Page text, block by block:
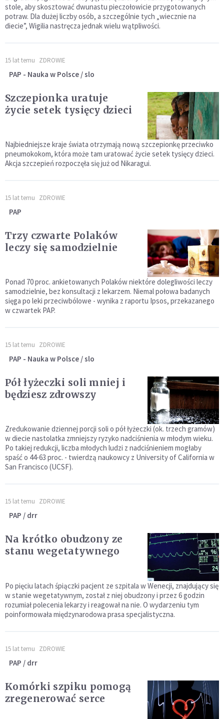
stole, aby skosztować dwunastu pieczołowicie przygotowanych
potraw. Dla dużej liczby osób, a szczególnie tych „wiecznie na
diecie”, Wigilia nastręcza jednak wielu wątpliwości.
15 lat temu ZDROWIE
PAP - Nauka w Polsce / slo
Szczepionka uratuje
życie setek tysięcy dzieci
Najbiedniejsze kraje świata otrzymają nową szczepionkę przeciwko
pneumokokom, która może tam uratować życie setek tysięcy dzieci.
Akcja szczepień rozpoczęła się już od Nikaragui.
15 lat temu ZDROWIE
PAP
Trzy czwarte Polaków
leczy się samodzielnie
Ponad 70 proc. ankietowanych Polaków niektóre dolegliwości leczy
samodzielnie, bez konsultacji z lekarzem. Niemal połowa badanych
sięga po leki przeciwbólowe - wynika z raportu Ipsos, przekazanego
w czwartek PAP.
15 lat temu ZDROWIE
PAP - Nauka w Polsce / slo
Pół łyżeczki soli mniej i
będziesz zdrowszy
Zredukowanie dziennej porcji soli o pół łyżeczki (ok. trzech gramów)
w diecie nastolatka zmniejszy ryzyko nadciśnienia w młodym wieku.
Po takiej redukcji, liczba młodych ludzi z nadciśnieniem mogłaby
spaść o 44-63 proc. - twierdzą naukowcy z University of California w
San Francisco (UCSF).
15 lat temu ZDROWIE
PAP / drr
Na krótko obudzony ze
stanu wegetatywnego
Po pięciu latach śpiączki pacjent ze szpitala w Wenecji, znajdujący się
w stanie wegetatywnym, został z niej obudzony i przez 6 godzin
rozumiał polecenia lekarzy i reagował na nie. O wydarzeniu tym
poinformowała międzynarodowa prasa specjalistyczna.
15 lat temu ZDROWIE
PAP / drr
Komórki szpiku pomogą
zregenerować serce